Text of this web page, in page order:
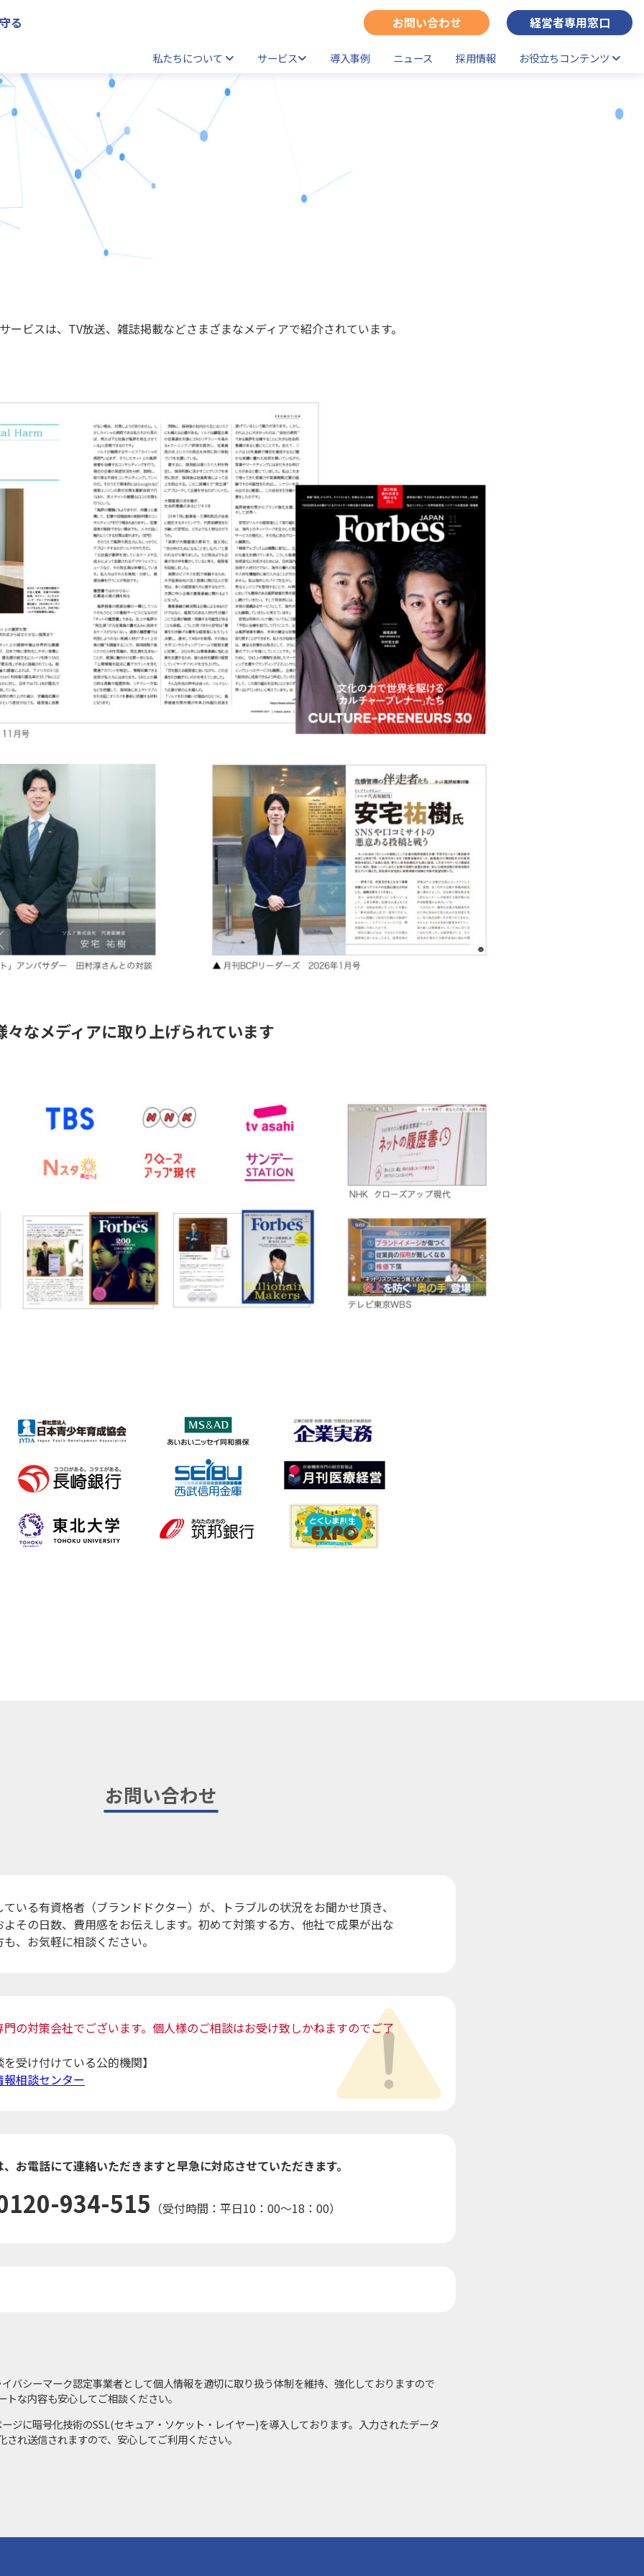
る お問い合わせ 経営者専用窓口
私たちについて サービス 導入事例 ニュース 採用情報 お役立ちコンテンツ
ービスは、TV放送、雑誌掲載などさまざまなメディアで紹介されています。
なメディアに取り上げられています
お問い合わせ
いる有資格者（ブランドドクター）が、トラブルの状況をお聞かせ頂き、
その日数、費用感をお伝えします。初めて対策する方、他社で成果が出な
、お気軽に相談ください。
の対策会社でございます。個人様のご相談はお受け致しかねますのでご了
受け付けている公的機関】
相談センター
お電話にて連絡いただきますと早急に対応させていただきます。
934-515 （受付時間：平日10：00～18：00）
バシーマーク認定事業者として個人情報を適切に取り扱う体制を維持、強化しておりますので
トな内容も安心してご相談ください。
ジに暗号化技術のSSL(セキュア・ソケット・レイヤー)を導入しております。入力されたデータ
され送信されますので、安心してご利用ください。